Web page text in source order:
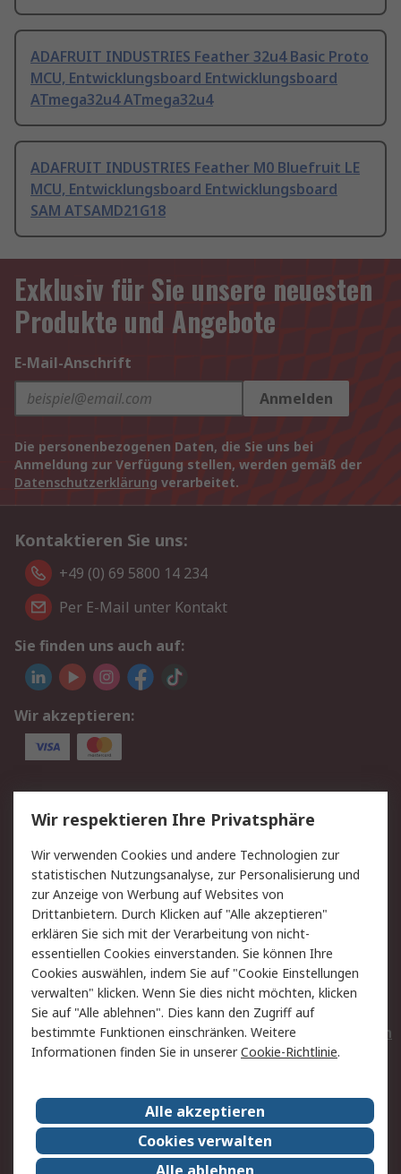
ADAFRUIT INDUSTRIES Feather 32u4 Basic Proto
MCU, Entwicklungsboard Entwicklungsboard
ATmega32u4 ATmega32u4
ADAFRUIT INDUSTRIES Feather M0 Bluefruit LE
MCU, Entwicklungsboard Entwicklungsboard
SAM ATSAMD21G18
Exklusiv für Sie unsere neuesten
Produkte und Angebote
E-Mail-Anschrift
Anmelden
Die personenbezogenen Daten, die Sie uns bei
Anmeldung zur Verfügung stellen, werden gemäß der
Datenschutzerklärung verarbeitet.
Kontaktieren Sie uns:
+49 (0) 69 5800 14 234
Per E-Mail unter Kontakt
Sie finden uns auch auf:
Wir akzeptieren:
Service
Value Added Services
Lieferlösungen
Rücksendungen
Kontakt
Hilfe
Privatkunden
Rechtliches
AGB
Datenschutz
Cookie-Richtlinie
Zahlungsbedingungen
Copyright/Impressum
Entsorgung
Elektrogeräte/Batterien
RS weltweit
Karriere bei RS
Nachhaltigkeit
Qualität/Umwelt/ZertifikatePresse-Center
Wir respektieren Ihre Privatsphäre
Wir verwenden Cookies und andere Technologien zur
statistischen Nutzungsanalyse, zur Personalisierung und
zur Anzeige von Werbung auf Websites von
Drittanbietern. Durch Klicken auf "Alle akzeptieren"
erklären Sie sich mit der Verarbeitung von nicht-
essentiellen Cookies einverstanden. Sie können Ihre
Cookies auswählen, indem Sie auf "Cookie Einstellungen
verwalten" klicken. Wenn Sie dies nicht möchten, klicken
Sie auf "Alle ablehnen". Dies kann den Zugriff auf
bestimmte Funktionen einschränken. Weitere
Informationen finden Sie in unsererCookie-Richtlinie.
Alle akzeptieren
Cookies verwalten